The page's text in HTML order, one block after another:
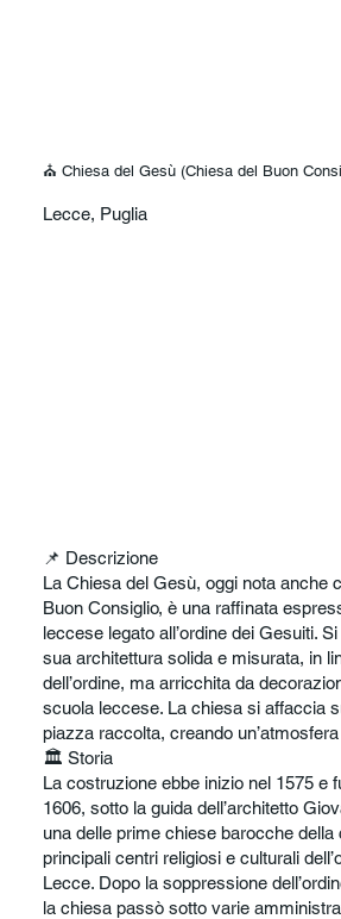
⛪ Chiesa del Gesù (Chiesa del Buon
Lecce, Puglia
📌 Descrizione
La Chiesa del Gesù, oggi nota anche
Buon Consiglio, è una raffinata
leccese legato all’ordine dei Gesuiti.
sua architettura solida e misurata, in
dell’ordine, ma arricchita da
scuola leccese. La chiesa si affaccia
piazza raccolta, creando
🏛️ Storia
La costruzione ebbe inizio nel 1575 e
1606, sotto la guida dell’architetto
una delle prime chiese barocche della
principali centri religiosi e culturali
Lecce. Dopo la soppressione
la chiesa passò sotto varie